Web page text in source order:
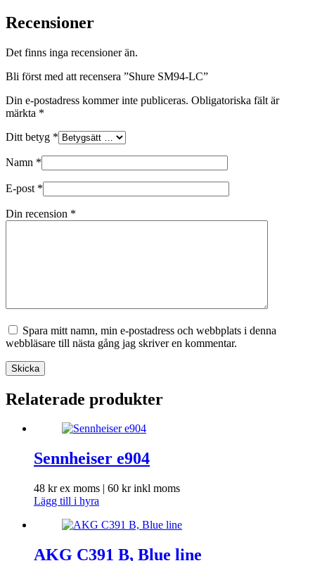
Recensioner
Det finns inga recensioner än.
Bli först med att recensera ”Shure SM94-LC”
Din e-postadress kommer inte publiceras. Obligatoriska fält är
märkta *
Ditt betyg *
Namn *
E-post *
Din recension *
Spara mitt namn, min e-postadress och webbplats i denna
webbläsare till nästa gång jag skriver en kommentar.
Skicka
Relaterade produkter
Sennheiser e904
48 krex moms | 60 krinkl moms
Lägg till i hyra
AKG C391 B, Blue line